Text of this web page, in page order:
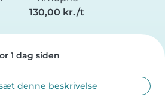
130,00 kr./t
1 dag siden
denne beskrivelse